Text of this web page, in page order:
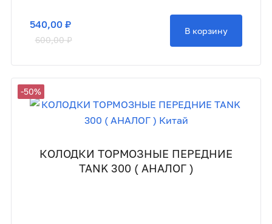
540,00 ₽
600,00 ₽
В корзину
-50%
КОЛОДКИ ТОРМОЗНЫЕ ПЕРЕДНИЕ
TANK 300 ( АНАЛОГ )